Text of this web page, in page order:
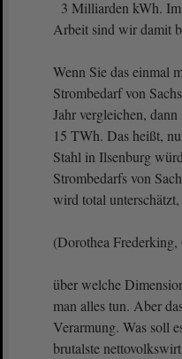
3 Milliarden kWh.
Arbeit sind wir damit
Wenn Sie das einmal
Strombedarf von
Jahr vergleichen,
15 TWh. Das heißt,
Stahl in Ilsenburg
Strombedarfs von
wird total unterschätzt,
(Dorothea
über welche
man alles tun. Aber
Verarmung. Was soll
brutalste